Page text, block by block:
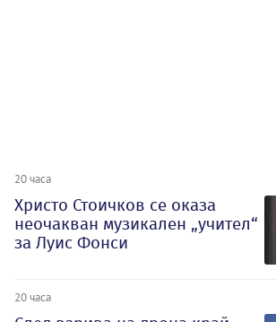
20 часа
Христо Стоичков се оказа
неочакван музикален „учител“
за Луис Фонси
20 часа